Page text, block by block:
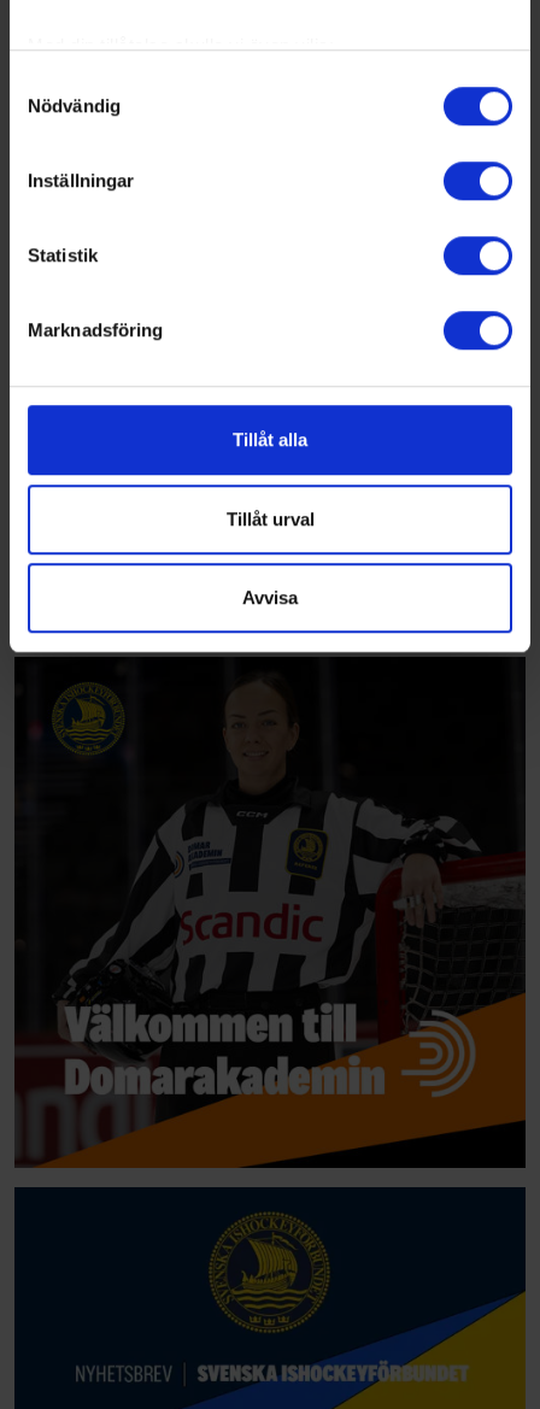
Med din tillåtelse skulle vi även vilja:
som kan ha en noggrannhet på upp till flera meter
Ta reda på mer om hur dina personliga uppgifter
Du kan ändra eller dra tillbaka ditt samtycke när som
Vi använder enhetsidentifierare för att anpassa innehållet
för sociala medier och analysera vår trafik. Vi
vidarebefordrar även sådana identifierare och annan
annons- och analysföretag som vi samarbetar med.
Dessa kan i sin tur kombinera informationen med annan
samlat in när du har använt deras tjänster.
Nödvändig
Inställningar
Statistik
Marknadsföring
Tillåt alla
Tillåt urval
Avvisa